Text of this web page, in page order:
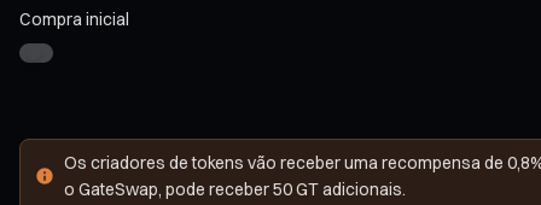
Compra inicial
Os criadores de tokens vão receber uma recompensa de
o GateSwap, pode receber 50 GT adicionais.